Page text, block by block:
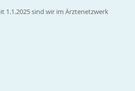
1.1.2025 sind wir im Ärztenetzwerk